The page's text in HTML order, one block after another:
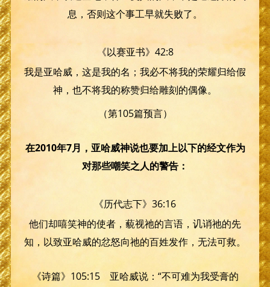
息，否则这个事工早就失败了。
《以赛亚书》42:8
我是亚哈威，这是我的名；我必不将我的荣耀归给假
神，也不将我的称赞归给雕刻的偶像。
（第105篇预言）
在2010年7月，亚哈威神说也要加上以下的经文作为
对那些嘲笑之人的警告：
《历代志下》36:16
他们却嘻笑神的使者，藐视祂的言语，讥诮祂的先
知，以致亚哈威的忿怒向祂的百姓发作，无法可救。
《诗篇》105:15 亚哈威说：“不可难为我受膏的